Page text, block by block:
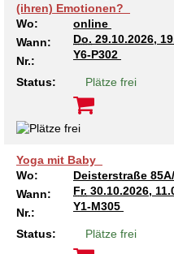
(ihren) Emotionen?
Wo:
online
Wann:
Do. 29.10.2026,
Nr.:
Y6-P302
Status: Plätze frei
Yoga mit Baby
Wo:
Deisterstraße
Wann:
Fr. 30.10.2026,
Nr.:
Y1-M305
Status: Plätze frei